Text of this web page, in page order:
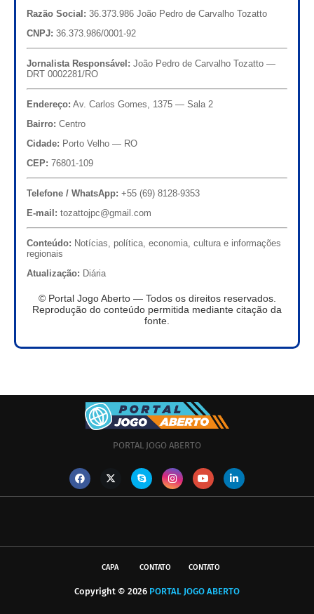
Razão Social: 36.373.986 João Pedro de Carvalho Tozatto
CNPJ: 36.373.986/0001-92
Jornalista Responsável: João Pedro de Carvalho Tozatto —
DRT 0002281/RO
Endereço: Av. Carlos Gomes, 1375 — Sala 2
Bairro: Centro
Cidade: Porto Velho — RO
CEP: 76801-109
Telefone / WhatsApp: +55 (69) 8128-9353
E-mail: tozattojpc@gmail.com
Conteúdo: Notícias, política, economia, cultura e informações
regionais
Atualização: Diária
© Portal Jogo Aberto — Todos os direitos reservados.
Reprodução do conteúdo permitida mediante citação da
fonte.
PORTAL JOGO ABERTO
CAPA CONTATO CONTATO
Copyright © 2026 PORTAL JOGO ABERTO